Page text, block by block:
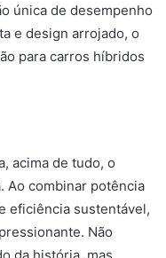
única de desempenho
e design arrojado, o
para carros híbridos
acima de tudo, o
Ao combinar potência
eficiência sustentável,
Não